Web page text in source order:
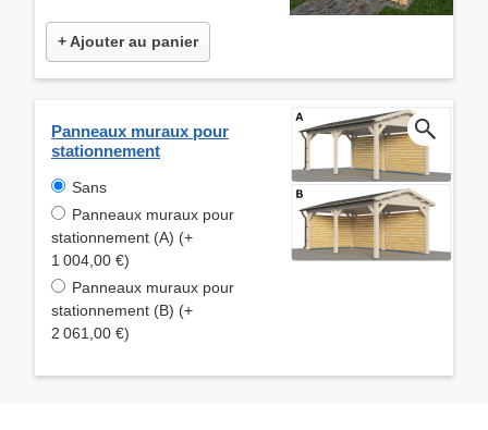
+ Ajouter au panier
Panneaux muraux pour
stationnement
Sans
Panneaux muraux pour
stationnement (A) (+
1 004,00 €)
Panneaux muraux pour
stationnement (B) (+
2 061,00 €)